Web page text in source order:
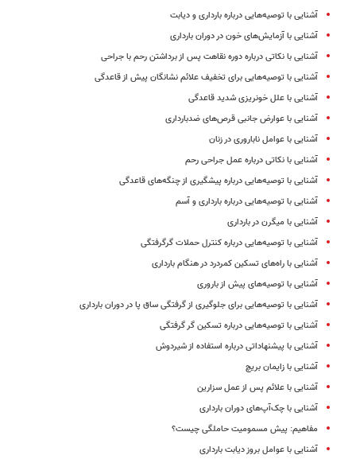
آشنایی با توصیه‌هایی درباره بارداری و دیابت
آشنایی با آزمایش‌های خون در دوران بارداری
آشنایی با نکاتی درباره دوره نقاهت پس از برداشتن رحم با جراحی
آشنایی با توصیه‌هایی برای تخفیف علائم نشانگان پیش از قاعدگی
آشنایی با علل خونریزی شدید قاعدگی
آشنایی با عوارض جانبی قرص‌های ضدبارداری
آشنایی با عوامل ناباروری در زنان
آشنایی با نکاتی درباره عمل جراحی رحم‌
آشنایی با توصیه‌هایی درباره پیشگیری از چنگه‌های قاعدگی
آشنایی با توصیه‌هایی درباره بارداری و آسم
آشنایی با میگرن در بارداری
آشنایی با توصیه‌هایی درباره کنترل حملات گرگرفتگی
آشنایی با راه‌های تسکین کمردرد در هنگام بارداری
آشنایی با توصیه‌های پیش از باروری
آشنایی با توصیه‌هایی برای جلوگیری از گرفتگی ساق پا در دوران بارداری
آشنایی با توصیه‌هایی درباره تسکین گر گرفتگی
آشنایی با پیشنهاداتی درباره استفاده از شیردوش
آشنایی با زایمان بریچ
آشنایی با علائم پس از عمل سزارین
آشنایی با چک‌‌آپ‌های دوران بارداری
مفاهیم: پیش مسمومیت حاملگی چیست؟
آشنایی با عوامل بروز دیابت بارداری